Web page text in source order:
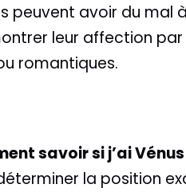
peuvent avoir du mal
leur affection
romantiques.
savoir si j’ai
la position